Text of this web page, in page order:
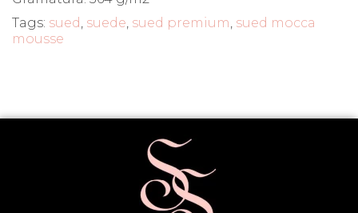
Tags: sued , suede, sued premium, sued mocca
mousse